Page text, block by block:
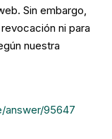
Sin embargo,
ni para
nuestra
answer/95647